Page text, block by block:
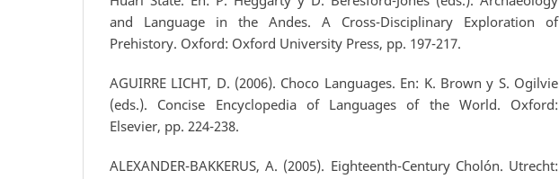
and Language in the Andes. A Cross-Disciplinary Exploration of
Prehistory. Oxford: Oxford University Press, pp. 197-217.
AGUIRRE LICHT, D. (2006). Choco Languages. En: K. Brown y S. Ogilvie
(eds.). Concise Encyclopedia of Languages of the World. Oxford:
Elsevier, pp. 224-238.
ALEXANDER-BAKKERUS, A. (2005). Eighteenth-Century Cholón. Utrecht: